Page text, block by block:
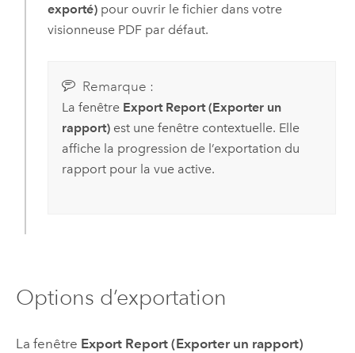
exporté)pour ouvrir le fichier dans votre
visionneuse PDF par défaut.
Remarque :
La fenêtre Export Report (Exporter un
rapport)est une fenêtre contextuelle. Elle
affiche la progression de l’exportation du
rapport pour la vue active.
Options d’exportation
La fenêtre Export Report (Exporter un rapport)